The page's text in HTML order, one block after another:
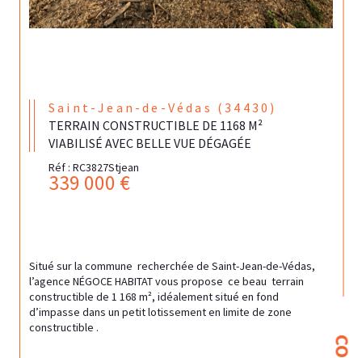
Saint-Jean-de-Védas (34430)
TERRAIN CONSTRUCTIBLE DE 1168 M²
VIABILISÉ AVEC BELLE VUE DÉGAGÉE
Réf : RC3827Stjean
339 000 €
Situé sur la commune  recherchée de Saint-Jean-de-Védas,
l’agence NÉGOCE HABITAT vous propose  ce beau  terrain
constructible de 1 168 m², idéalement situé en fond
d’impasse dans un petit lotissement en limite de zone
constructible .